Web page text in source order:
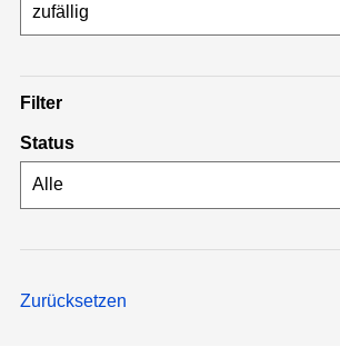
Filter
Status
Zurücksetzen